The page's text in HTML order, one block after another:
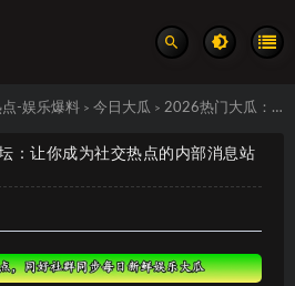
-娱乐爆料 > 今日大瓜 > 2026热门大瓜：吃瓜论坛：让你成为社交热点的内部消息站 真实事件汇总
：让你成为社交热点的内部消息站